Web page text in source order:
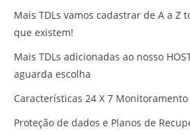
Mais TDLs vamos cadastrar de A a Z
que existem!
Mais TDLs adicionadas ao nosso
aguarda escolha
Características 24 X 7
Proteção de dados e Planos de